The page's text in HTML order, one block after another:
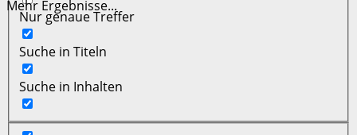
Mehr Ergebnisse...
Nur genaue Treffer
Suche in Titeln
Suche in Inhalten